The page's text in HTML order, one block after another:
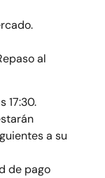
al
17:30.
a su
de pago